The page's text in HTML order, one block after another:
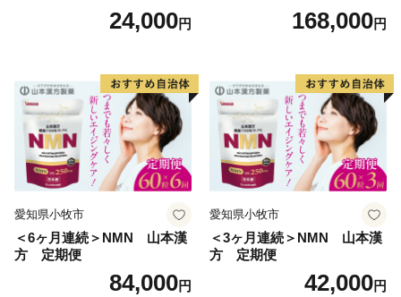
菜 山本漢方 定期便
24,000円 168,000円
愛知県小牧市
＜6ヶ月連続＞NMN 山本漢
方 定期便
84,000円
愛知県小牧市
＜3ヶ月連続＞NMN 山本漢
方 定期便
42,000円